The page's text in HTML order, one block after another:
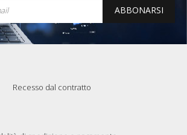
ABBONARSI
Recesso dal contratto